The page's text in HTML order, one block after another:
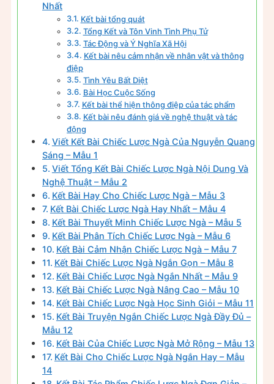
Nhất
Kết bài tổng quát
Tổng Kết và Tôn Vinh Tình Phụ Tử
Tác Động và Ý Nghĩa Xã Hội
Kết bài nêu cảm nhận về nhân vật và thông
điệp
Tình Yêu Bất Diệt
Bài Học Cuộc Sống
Kết bài thể hiện thông điệp của tác phẩm
Kết bài nêu đánh giá về nghệ thuật và tác
động
Viết Kết Bài Chiếc Lược Ngà Của Nguyễn Quang
Sáng – Mẫu 1
Viết Tổng Kết Bài Chiếc Lược Ngà Nội Dung Và
Nghệ Thuật – Mẫu 2
Kết Bài Hay Cho Chiếc Lược Ngà – Mẫu 3
Kết Bài Chiếc Lược Ngà Hay Nhất – Mẫu 4
Kết Bài Thuyết Minh Chiếc Lược Ngà – Mẫu 5
Kết Bài Phân Tích Chiếc Lược Ngà – Mẫu 6
Kết Bài Cảm Nhận Chiếc Lược Ngà – Mẫu 7
Kết Bài Chiếc Lược Ngà Ngắn Gọn – Mẫu 8
Kết Bài Chiếc Lược Ngà Ngắn Nhất – Mẫu 9
Kết Bài Chiếc Lược Ngà Nâng Cao – Mẫu 10
Kết Bài Chiếc Lược Ngà Học Sinh Giỏi – Mẫu 11
Kết Bài Truyện Ngắn Chiếc Lược Ngà Đầy Đủ –
Mẫu 12
Kết Bài Của Chiếc Lược Ngà Mở Rộng – Mẫu 13
Kết Bài Cho Chiếc Lược Ngà Ngắn Hay – Mẫu
14